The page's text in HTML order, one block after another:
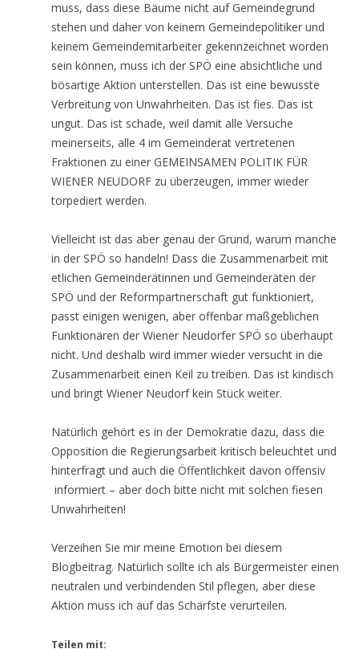
muss, dass diese Bäume nicht auf Gemeindegrund
stehen und daher von keinem Gemeindepolitiker und
keinem Gemeindemitarbeiter gekennzeichnet worden
sein können, muss ich der SPÖ eine absichtliche und
bösartige Aktion unterstellen. Das ist eine bewusste
Verbreitung von Unwahrheiten. Das ist fies. Das ist
ungut. Das ist schade, weil damit alle Versuche
meinerseits, alle 4 im Gemeinderat vertretenen
Fraktionen zu einer GEMEINSAMEN POLITIK FÜR
WIENER NEUDORF zu überzeugen, immer wieder
torpediert werden.
Vielleicht ist das aber genau der Grund, warum manche
in der SPÖ so handeln! Dass die Zusammenarbeit mit
etlichen Gemeinderätinnen und Gemeinderäten der
SPÖ und der Reformpartnerschaft gut funktioniert,
passt einigen wenigen, aber offenbar maßgeblichen
Funktionären der Wiener Neudorfer SPÖ so überhaupt
nicht. Und deshalb wird immer wieder versucht in die
Zusammenarbeit einen Keil zu treiben. Das ist kindisch
und bringt Wiener Neudorf kein Stück weiter.
Natürlich gehört es in der Demokratie dazu, dass die
Opposition die Regierungsarbeit kritisch beleuchtet und
hinterfragt und auch die Öffentlichkeit davon offensiv
informiert – aber doch bitte nicht mit solchen fiesen
Unwahrheiten!
Verzeihen Sie mir meine Emotion bei diesem
Blogbeitrag. Natürlich sollte ich als Bürgermeister einen
neutralen und verbindenden Stil pflegen, aber diese
Aktion muss ich auf das Schärfste verurteilen.
Teilen mit: